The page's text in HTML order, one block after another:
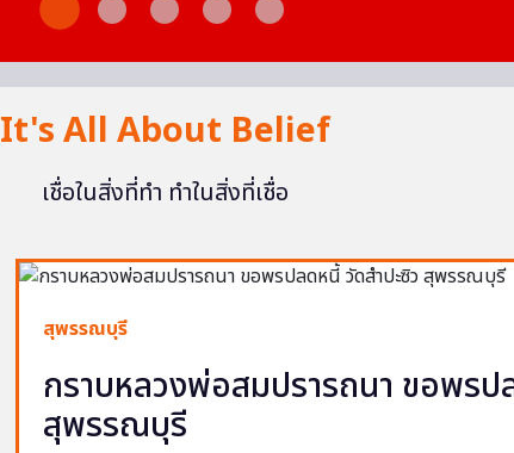
It's All About Belief
เชื่อในสิ่งที่ทำ ทำในสิ่งที่เชื่อ
สุพรรณบุรี
กราบหลวงพ่อสมปรารถนา ขอพรป
สุพรรณบุรี